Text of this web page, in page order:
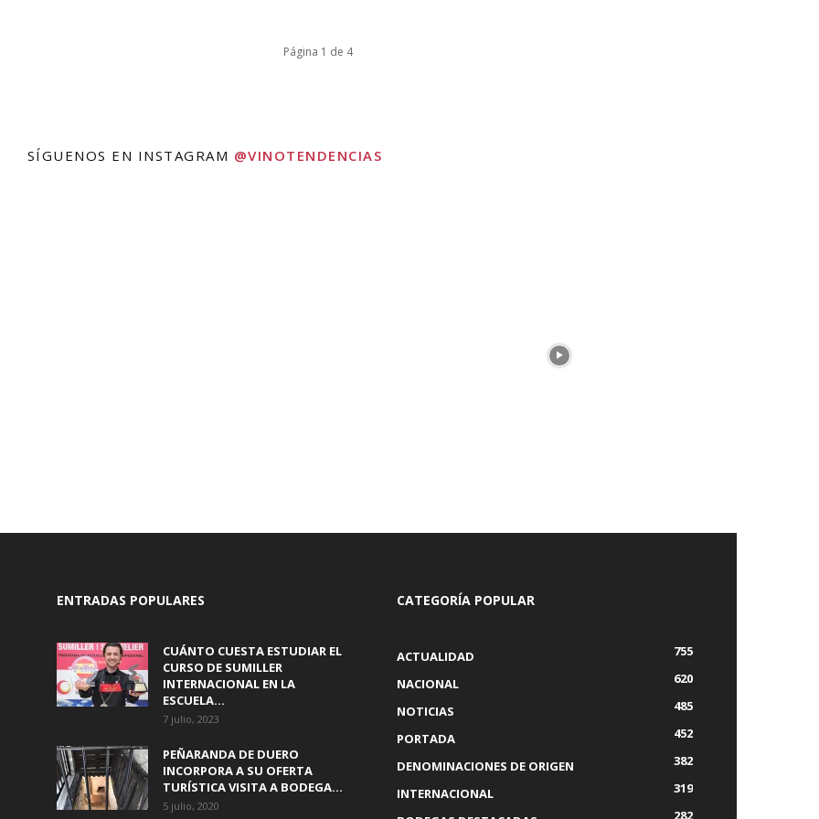
Página 1 de 4
SÍGUENOS EN INSTAGRAM @VINOTENDENCIAS
ENTRADAS POPULARES
CUÁNTO CUESTA ESTUDIAR EL
CURSO DE SUMILLER
INTERNACIONAL EN LA
ESCUELA...
7 julio, 2023
PEÑARANDA DE DUERO
INCORPORA A SU OFERTA
TURÍSTICA VISITA A BODEGA...
5 julio, 2020
CATEGORÍA POPULAR
ACTUALIDAD
755
NACIONAL
620
NOTICIAS
485
PORTADA
452
DENOMINACIONES DE ORIGEN
382
INTERNACIONAL
319
282